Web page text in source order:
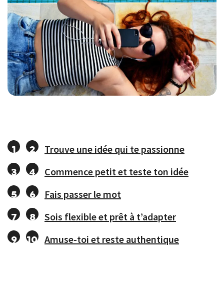
Trouve une idée qui te passionne
Commence petit et teste ton idée
Fais passer le mot
Sois flexible et prêt à t’adapter
Amuse-toi et reste authentique